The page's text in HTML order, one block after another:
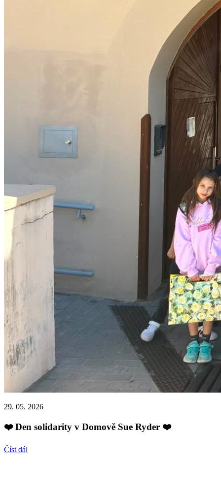
29. 05. 2026
❤️ Den solidarity v Domově Sue Ryder ❤️
Číst dál